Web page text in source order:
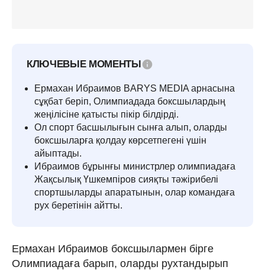
КЛЮЧЕВЫЕ МОМЕНТЫ
Ермахан Ибраимов BARYS MEDIA арнасына
сұқбат беріп, Олимпиадада боксшылардың
жеңілісіне қатысты пікір білдірді.
Ол спорт басшылығын сынға алып, оларды
боксшыларға қолдау көрсетпегені үшін
айыптады.
Ибраимов бұрынғы министрлер олимпиадаға
Жақсылық Үшкемпіров сияқты тәжірибелі
спортшыларды апаратынын, олар командаға
рух беретінін айтты.
Ермахан Ибраимов боксшылармен бірге
Олимпиадаға барып, оларды рухтандырып